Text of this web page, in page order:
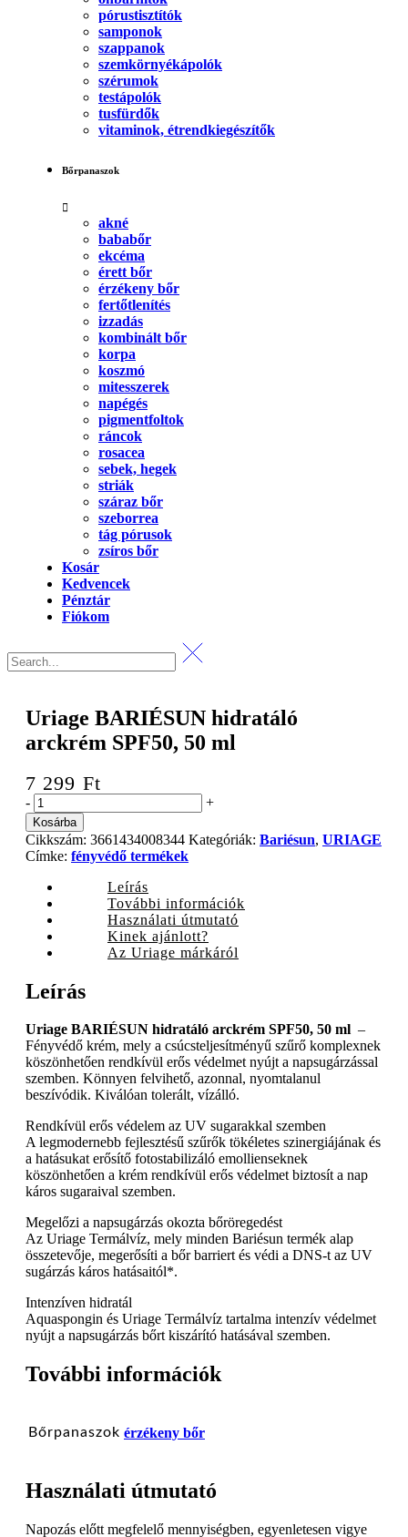
pórustisztítók
samponok
szappanok
szemkörnyékápolók
szérumok
testápolók
tusfürdők
vitaminok, étrendkiegészítők
Bőrpanaszok
akné
bababőr
ekcéma
érett bőr
érzékeny bőr
fertőtlenítés
izzadás
kombinált bőr
korpa
koszmó
mitesszerek
napégés
pigmentfoltok
ráncok
rosacea
sebek, hegek
striák
száraz bőr
szeborrea
tág pórusok
zsíros bőr
Kosár
Kedvencek
Pénztár
Fiókom
Uriage BARIÉSUN hidratáló
arckrém SPF50, 50 ml
7 299 Ft
Uriage
BARIÉSUN
hidratáló
arckrém
SPF50,
quantity
- +
Kosárba
Cikkszám: 3661434008344 Kategóriák: Bariésun, URIAGE
Címke: fényvédő termékek
Leírás
További információk
Használati útmutató
Kinek ajánlott?
Az Uriage márkáról
Leírás
Uriage BARIÉSUN hidratáló arckrém SPF50, 50 ml –
Fényvédő krém, mely a csúcsteljesítményű szűrő komplexnek
köszönhetően rendkívül erős védelmet nyújt a napsugárzással
szemben. Könnyen felvihető, azonnal, nyomtalanul
beszívódik. Kiválóan tolerált, vízálló.
Rendkívül erős védelem az UV sugarakkal szemben
A legmodernebb fejlesztésű szűrők tökéletes szinergiájának és
a hatásukat erősítő fotostabilizáló emollienseknek
köszönhetően a krém rendkívül erős védelmet biztosít a nap
káros sugaraival szemben.
Megelőzi a napsugárzás okozta bőröregedést
Az Uriage Termálvíz, mely minden Bariésun termék alap
összetevője, megerősíti a bőr barriert és védi a DNS-t az UV
sugárzás káros hatásaitól*.
Intenzíven hidratál
Aquaspongin és Uriage Termálvíz tartalma intenzív védelmet
nyújt a napsugárzás bőrt kiszárító hatásával szemben.
További információk
Bőrpanaszok érzékeny bőr
Használati útmutató
Napozás előtt megfelelő mennyiségben, egyenletesen vigye